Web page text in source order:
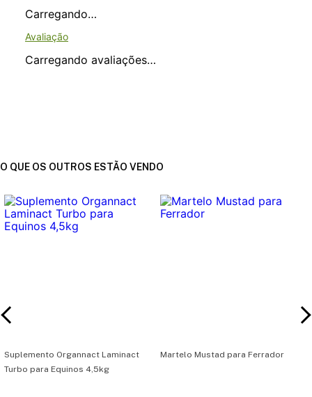
Carregando…
Carregando avaliações…
O QUE OS OUTROS ESTÃO VENDO
Suplemento Organnact Laminact
Turbo para Equinos 4,5kg
Martelo Mustad para Ferrador